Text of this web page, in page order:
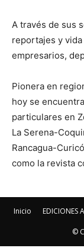
A través de sus
reportajes y
empresarios,
Pionera en
hoy se
particulares en
La Serena-
Rancagua-
como la revista
Inicio EDICIONES
©